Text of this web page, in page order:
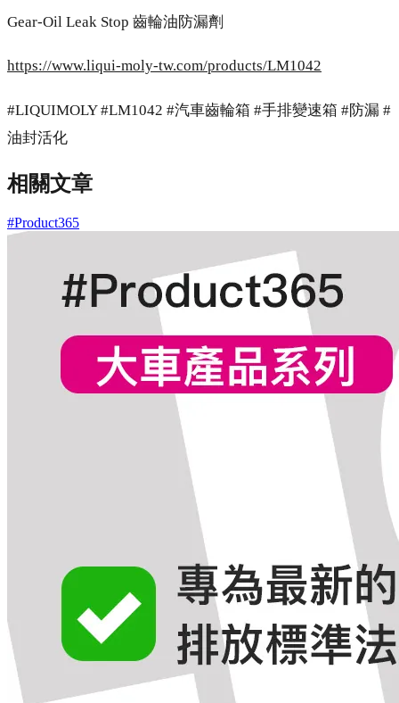
Gear-Oil Leak Stop 齒輪油防漏劑
https://www.liqui-moly-tw.com/products/LM1042
#LIQUIMOLY #LM1042 #汽車齒輪箱 #手排變速箱 #防漏 #
油封活化
相關文章
#Product365